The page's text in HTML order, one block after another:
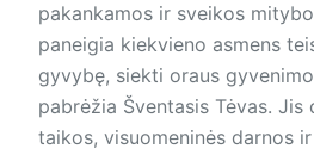
pakankamos ir sveikos
paneigia kiekvieno asmens
gyvybę, siekti oraus
pabrėžia Šventasis Tėvas.
taikos, visuomeninės darnos